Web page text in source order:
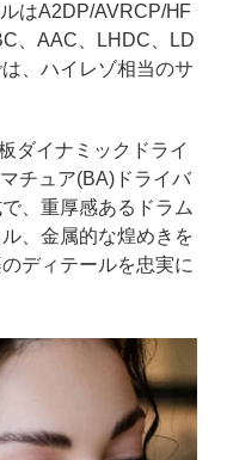
はA2DP/AVRCP/HF
、AAC、LHDC、LD
、ハイレゾ相当のサ
ダイナミックドライ
チュア(BA)ドライバ
、重厚感あるドラム
、金属的な煌めきを
ディテールを忠実に